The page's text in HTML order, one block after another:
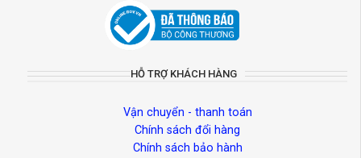
HỖ TRỢ KHÁCH HÀNG
Vận chuyển - thanh toán
Chính sách đổi hàng
Chính sách bảo hành